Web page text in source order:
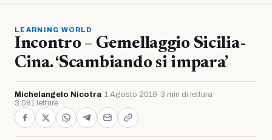
LEARNING WORLD
Incontro – Gemellaggio Sicilia-
Cina. ‘Scambiando si impara’
Michelangelo Nicotra·1 Agosto 2019 · 3 min di lettura·
3.081 letture